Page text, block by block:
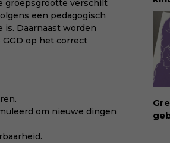
groepsgrootte verschilt
een pedagogisch
is. Daarnaast worden
op het correct
om nieuwe dingen
via: